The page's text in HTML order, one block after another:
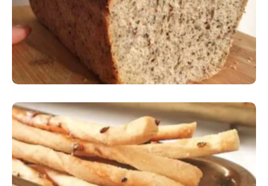
Comer Bem: Palitinhos De Cebola E Salsa